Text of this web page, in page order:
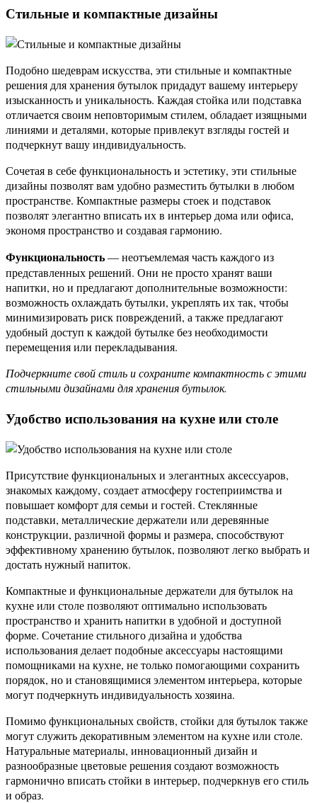
Стильные и компактные дизайны
Подобно шедеврам искусства, эти стильные и компактные
решения для хранения бутылок придадут вашему интерьеру
изысканность и уникальность. Каждая стойка или подставка
отличается своим неповторимым стилем, обладает изящными
линиями и деталями, которые привлекут взгляды гостей и
подчеркнут вашу индивидуальность.
Сочетая в себе функциональность и эстетику, эти стильные
дизайны позволят вам удобно разместить бутылки в любом
пространстве. Компактные размеры стоек и подставок
позволят элегантно вписать их в интерьер дома или офиса,
экономя пространство и создавая гармонию.
Функциональность— неотъемлемая часть каждого из
представленных решений. Они не просто хранят ваши
напитки, но и предлагают дополнительные возможности:
возможность охлаждать бутылки, укреплять их так, чтобы
минимизировать риск повреждений, а также предлагают
удобный доступ к каждой бутылке без необходимости
перемещения или перекладывания.
Подчеркните свой стиль и сохраните компактность с этими
стильными дизайнами для хранения бутылок.
Удобство использования на кухне или столе
Присутствие функциональных и элегантных аксессуаров,
знакомых каждому, создает атмосферу гостеприимства и
повышает комфорт для семьи и гостей. Стеклянные
подставки, металлические держатели или деревянные
конструкции, различной формы и размера, способствуют
эффективному хранению бутылок, позволяют легко выбрать и
достать нужный напиток.
Компактные и функциональные держатели для бутылок на
кухне или столе позволяют оптимально использовать
пространство и хранить напитки в удобной и доступной
форме. Сочетание стильного дизайна и удобства
использования делает подобные аксессуары настоящими
помощниками на кухне, не только помогающими сохранить
порядок, но и становящимися элементом интерьера, которые
могут подчеркнуть индивидуальность хозяина.
Помимо функциональных свойств, стойки для бутылок также
могут служить декоративным элементом на кухне или столе.
Натуральные материалы, инновационный дизайн и
разнообразные цветовые решения создают возможность
гармонично вписать стойки в интерьер, подчеркнув его стиль
и образ.